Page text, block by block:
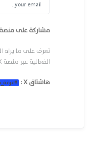
مشاركة على منصة X
تعرف على ما
الفعالية عبر منصة X ، وانضم إليهم
هاشتاق X :
#